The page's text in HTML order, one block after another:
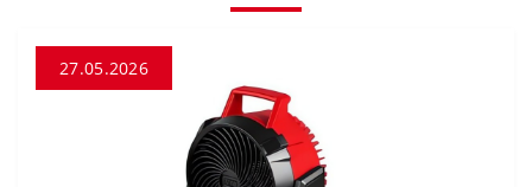
27.05.2026